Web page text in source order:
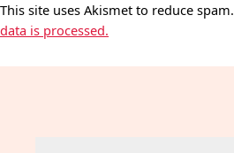
This site uses Akismet to reduce spam.
data is processed.